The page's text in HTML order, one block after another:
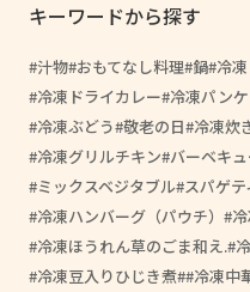
キーワードから探す
汁物 おもてなし料理 鍋 冷
冷凍ドライカレー 冷凍パン
冷凍ぶどう 敬老の日 冷凍炊
冷凍グリルチキン バーベキ
ミックスベジタブル スパゲテ
冷凍ハンバーグ（パウチ）
冷凍ほうれん草のごま和え.
冷凍豆入りひじき煮 #冷凍中